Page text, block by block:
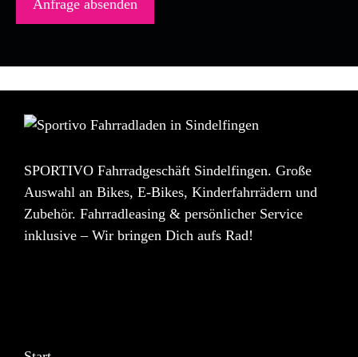
SPORTIVO Fahrradgeschäft Sindelfingen. Große
Auswahl an Bikes, E-Bikes, Kinderfahrrädern und
Zubehör. Fahrradleasing & persönlicher Service
inklusive – Wir bringen Dich aufs Rad!